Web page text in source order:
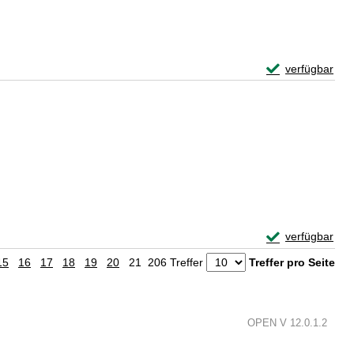
verfügbar
Exemplar-
verfügbar
Exemplar-
Zum Download
16 17 18 19 20 21 206 Treffer Treffer pro Seite
OPEN V 12.0.1.2